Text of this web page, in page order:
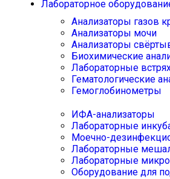
Лабораторное
Анализаторы газов
Анализаторы мочи
Анализаторы
Биохимические
Лабораторные
Гематологические
Гемоглобинометры
ИФА-анализаторы
Лабораторные
Моечно-
Лабораторные
Лабораторные
Оборудование для